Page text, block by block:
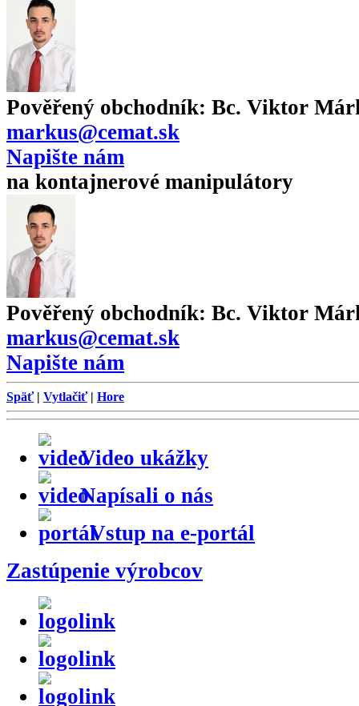
Pověřený obchodník: Bc. Viktor
markus@cemat.sk
Napište nám
na kontajnerové manipulátory
Pověřený obchodník: Bc. Viktor
markus@cemat.sk
Napište nám
Späť| Vytlačiť| Hore
Video ukážky
Napísali o nás
Vstup na e-portál
Zastúpenie výrobcov